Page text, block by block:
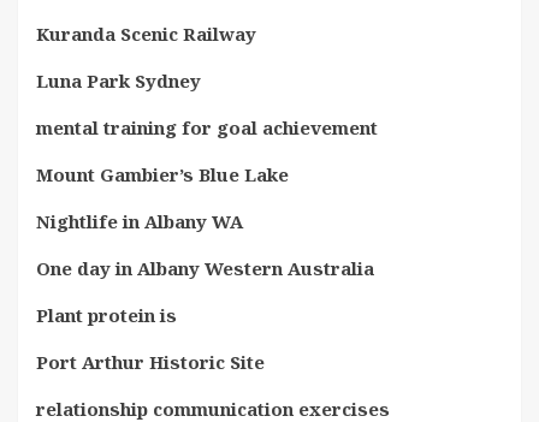
Kuranda Scenic Railway
Luna Park Sydney
mental training for goal achievement
Mount Gambier’s Blue Lake
Nightlife in Albany WA
One day in Albany Western Australia
Plant protein is
Port Arthur Historic Site
relationship communication exercises